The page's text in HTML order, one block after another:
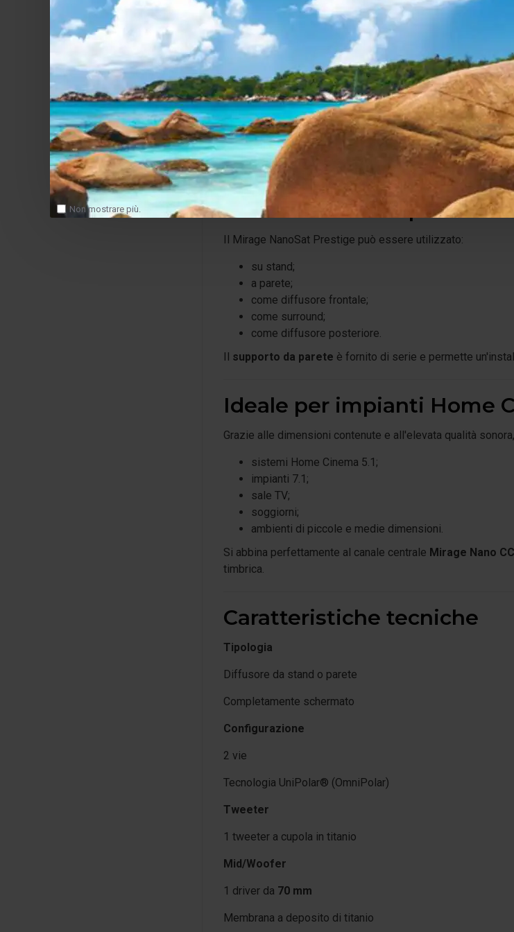
Non mostrare più.
Il NanoSat Prestige utilizza una configurazione acustica
1 tweeter a cupola in titanio
1 mid/woofer da 70 mm
Il woofer impiega:
membrana a deposito di titanio;
tecnologiaRibbed Elliptical Surround , progettata
risposta dinamica e ridurre la distorsione.
Questa soluzione garantisce una riproduzione più precisa
Installazione semplice e
Il Mirage NanoSat Prestige può essere utilizzato:
su stand;
a parete;
come diffusore frontale;
come surround;
come diffusore posteriore.
Il supporto da parete è fornito di serie e permette
Ideale per impianti Home
Grazie alle dimensioni contenute e all'elevata qualità
sistemi Home Cinema 5.1;
impianti 7.1;
sale TV;
soggiorni;
ambienti di piccole e medie dimensioni.
Si abbina perfettamente al canale centrale Mirage Nano CC
timbrica.
Caratteristiche tecniche
Tipologia
Diffusore da stand o parete
Completamente schermato
Configurazione
2 vie
Tecnologia UniPolar® (OmniPolar)
Tweeter
1 tweeter a cupola in titanio
Mid/Woofer
1 driver da 70 mm
Membrana a deposito di titanio